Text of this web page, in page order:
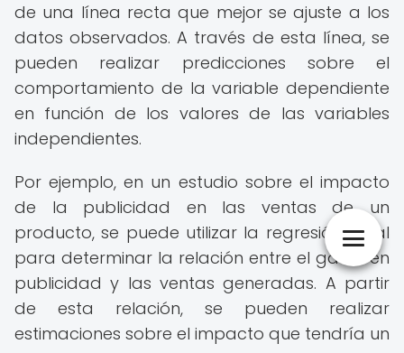
de una línea recta que mejor se ajuste a los
datos observados. A través de esta línea, se
pueden realizar predicciones sobre el
comportamiento de la variable dependiente
en función de los valores de las variables
independientes.
Por ejemplo, en un estudio sobre el impacto
de la publicidad en las ventas de un
producto, se puede utilizar la regresión lineal
para determinar la relación entre el gasto en
publicidad y las ventas generadas. A partir
de esta relación, se pueden realizar
estimaciones sobre el impacto que tendría un